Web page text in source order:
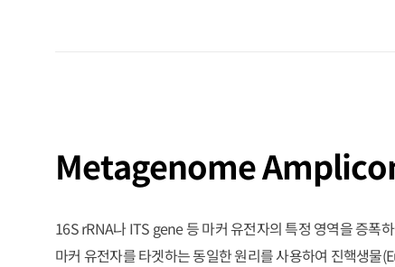
Metagenome
16S rRNA나 ITS gene 등 마커 유전자의 특정 영역을 증
마커 유전자를 타겟하는 동일한 원리를 사용하여 진핵생